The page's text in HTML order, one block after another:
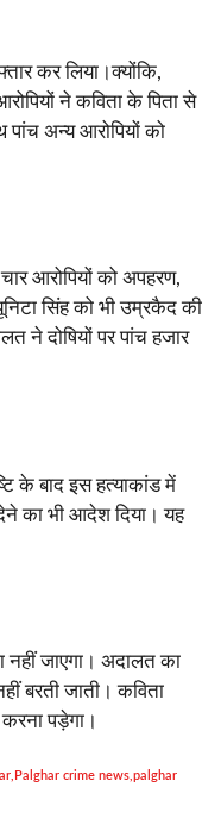
कर लिया।क्योंकि,
ने कविता के पिता से
अन्य आरोपियों को
आरोपियों को अपहरण,
सिंह को भी उम्रकैद की
ने दोषियों पर पांच हजार
के बाद इस हत्याकांड में
का भी आदेश दिया। यह
नहीं जाएगा। अदालत का
बरती जाती। कविता
पड़ेगा।
Palghar crime news palghar